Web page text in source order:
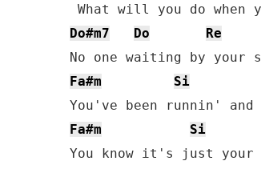
Do#m7
Do Re
Fa#m
Si
Fa#m
Si
You know it's just